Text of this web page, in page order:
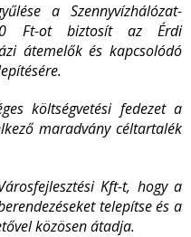
a Szennyvízhálózat-
Ft-ot biztosít az Érdi
átemelők és kapcsolódó
költségvetési fedezet a
maradvány céltartalék
Kft-t, hogy a
telepítse és a
közösen átadja.